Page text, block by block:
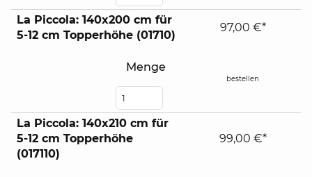
La Piccola: 140x200 cm für
5-12 cm Topperhöhe (01710)
Menge
97,00 €*
bestellen
La Piccola: 140x210 cm für
5-12 cm Topperhöhe
(017110)
99,00 €*